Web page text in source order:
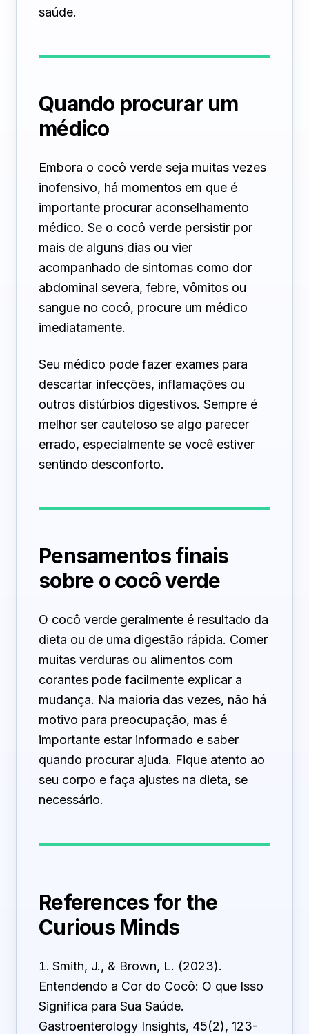
saúde.
Quando procurar um
médico
Embora o cocô verde seja muitas vezes
inofensivo, há momentos em que é
importante procurar aconselhamento
médico. Se o cocô verde persistir por
mais de alguns dias ou vier
acompanhado de sintomas como dor
abdominal severa, febre, vômitos ou
sangue no cocô, procure um médico
imediatamente.
Seu médico pode fazer exames para
descartar infecções, inflamações ou
outros distúrbios digestivos. Sempre é
melhor ser cauteloso se algo parecer
errado, especialmente se você estiver
sentindo desconforto.
Pensamentos finais
sobre o cocô verde
O cocô verde geralmente é resultado da
dieta ou de uma digestão rápida. Comer
muitas verduras ou alimentos com
corantes pode facilmente explicar a
mudança. Na maioria das vezes, não há
motivo para preocupação, mas é
importante estar informado e saber
quando procurar ajuda. Fique atento ao
seu corpo e faça ajustes na dieta, se
necessário.
References for the
Curious Minds
Smith, J., & Brown, L. (2023).
Entendendo a Cor do Cocô: O que Isso
Significa para Sua Saúde.
Gastroenterology Insights, 45(2), 123-